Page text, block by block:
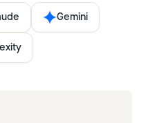
Gemini